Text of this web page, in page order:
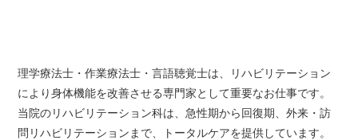
理学療法士・作業療法士・言語聴覚士は、リハビリテーション
により身体機能を改善させる専門家として重要なお仕事です。
当院のリハビリテーション科は、急性期から回復期、外来・訪
問リハビリテーションまで、トータルケアを提供しています。